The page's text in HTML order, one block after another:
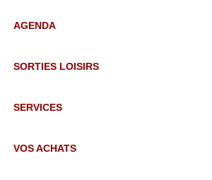
AGENDA
SORTIES LOISIRS
SERVICES
VOS ACHATS